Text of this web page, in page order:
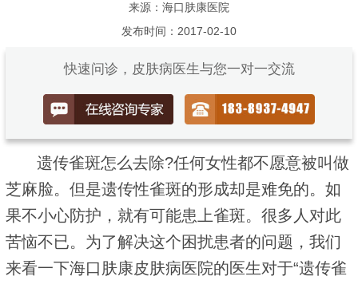
来源：海口肤康医院
发布时间：2017-02-10
快速问诊，皮肤病医生与您一对一交流
遗传雀斑怎么去除?任何女性都不愿意被叫做
芝麻脸。但是遗传性雀斑的形成却是难免的。如
果不小心防护，就有可能患上雀斑。很多人对此
苦恼不已。为了解决这个困扰患者的问题，我们
来看一下海口肤康皮肤病医院的医生对于“遗传雀